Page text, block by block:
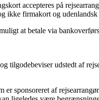
accepteres på
ikke firmakort og udenlandsk
at betale via
tilgodebeviser udstedt af
er sponsoreret af